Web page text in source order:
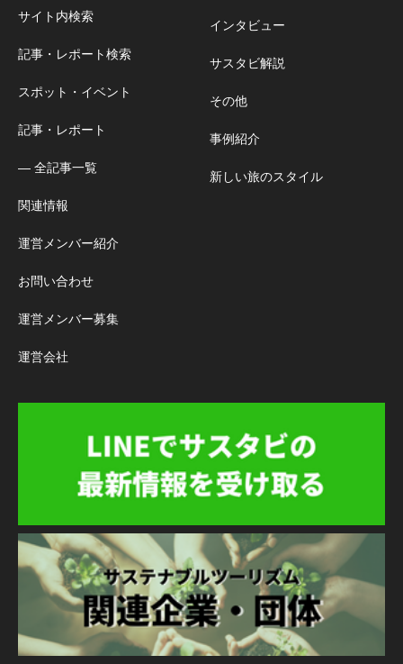
サイト内検索
記事・レポート検索
スポット・イベント
記事・レポート
― 全記事一覧
関連情報
運営メンバー紹介
お問い合わせ
運営メンバー募集
運営会社
インタビュー
サスタビ解説
その他
事例紹介
新しい旅のスタイル